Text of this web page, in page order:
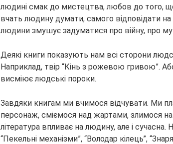
людині смак до мистецтва, любов до того,
вчать людину думати, самого відповідати
людини змушує задуматися про війну, про
Деякі книги показують нам всі сторони
Наприклад, твір “Кінь з рожевою гривою”.
висміює людські пороки.
Завдяки книгам ми вчимося відчувати. Ми
персонаж, сміємося над жартами, злимося на
література впливає на людину, але і сучасна.
“Пекельні механізми”, “Володар кілець”,